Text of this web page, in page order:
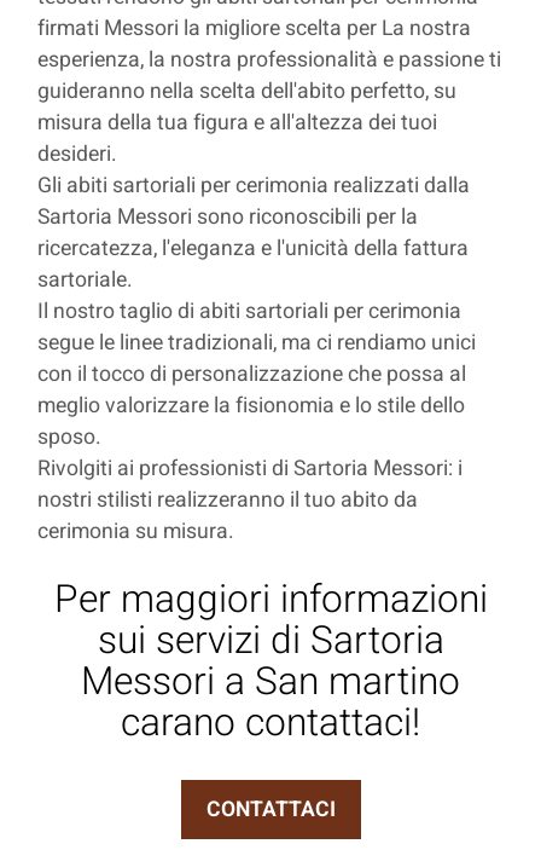
firmati Messori la migliore scelta per La nostra
esperienza, la nostra professionalità e passione ti
guideranno nella scelta dell'abito perfetto, su
misura della tua figura e all'altezza dei tuoi
desideri.
Gli abiti sartoriali per cerimonia realizzati dalla
Sartoria Messori sono riconoscibili per la
ricercatezza, l'eleganza e l'unicità della fattura
sartoriale.
Il nostro taglio di abiti sartoriali per cerimonia
segue le linee tradizionali, ma ci rendiamo unici
con il tocco di personalizzazione che possa al
meglio valorizzare la fisionomia e lo stile dello
sposo.
Rivolgiti ai professionisti di Sartoria Messori: i
nostri stilisti realizzeranno il tuo abito da
cerimonia su misura.
Per maggiori informazioni
sui servizi di Sartoria
Messori a San martino
carano contattaci!
CONTATTACI